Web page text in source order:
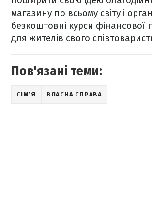
магазину по всьому світу і
безкоштовні курси фінансової
для жителів свого
Пов'язані теми:
СІМʼЯ ВЛАСНА СПРАВА